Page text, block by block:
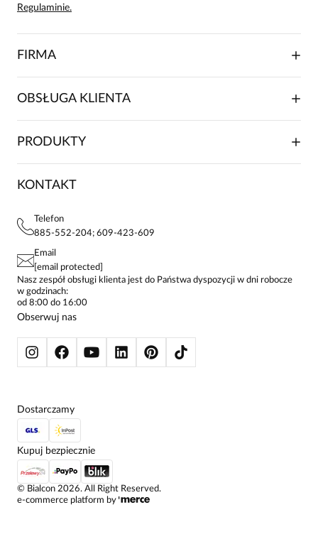
Regulaminie.
FIRMA
FRANCZYZA
MAPA WITRYNY
KONTAKTY
OBSŁUGA KLIENTA
FAQ
POLITYKA PRYWATNOŚCI
STREFA STAŁEGO KLIENTA
PRODUKTY
KOSZULE DAMSKIE
SPODNIE DAMSKIE
ŻAKIETY I MARYNARKI
SWETRY
BLUZY
KONTAKT
Telefon
885-552-204; 609-423-609
Email
[email protected]
Nasz zespół obsługi klienta jest do Państwa dyspozycji w dni robocze
w godzinach:
od 8:00 do 16:00
Obserwuj nas
© Bialcon 2026. All Right Reserved.
e-commerce platform by
Dostarczamy
Kupuj bezpiecznie